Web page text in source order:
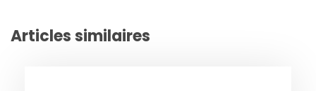
Articles similaires